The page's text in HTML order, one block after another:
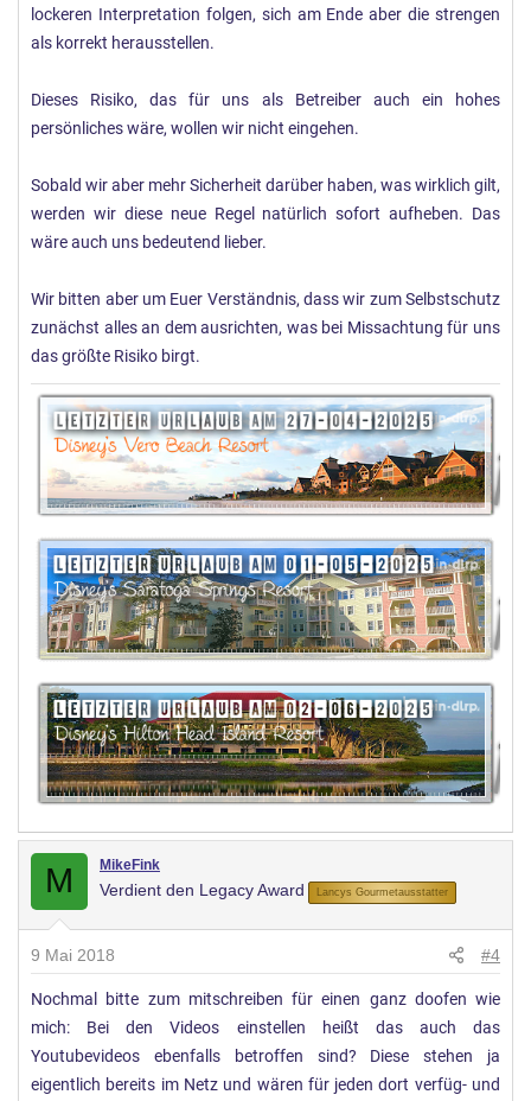
lockeren Interpretation folgen, sich am Ende aber die strengen
als korrekt herausstellen.
Dieses Risiko, das für uns als Betreiber auch ein hohes
persönliches wäre, wollen wir nicht eingehen.
Sobald wir aber mehr Sicherheit darüber haben, was wirklich gilt,
werden wir diese neue Regel natürlich sofort aufheben. Das
wäre auch uns bedeutend lieber.
Wir bitten aber um Euer Verständnis, dass wir zum Selbstschutz
zunächst alles an dem ausrichten, was bei Missachtung für uns
das größte Risiko birgt.
M MikeFink
Verdient den Legacy Award Lancys Gourmetausstatter
9 Mai 2018 #4
Nochmal bitte zum mitschreiben für einen ganz doofen wie
mich: Bei den Videos einstellen heißt das auch das
Youtubevideos ebenfalls betroffen sind? Diese stehen ja
eigentlich bereits im Netz und wären für jeden dort verfüg- und